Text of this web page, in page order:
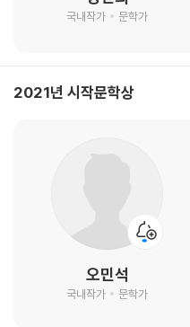
국내작가 문학가
2021년 시작문학상
오민석
국내작가 문학가